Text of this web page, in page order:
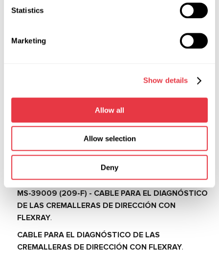
Statistics
Marketing
Show details
Allow all
Allow selection
Deny
C-CLASS T- Model (S205) 2016-2018
Coupé (С205) 2016-2021
S-CLASS (W222, V222, X222) 2015-2017 S-CLASS
(907, 910) 2018-2021
MS-39009 (209-F) - CABLE PARA EL DIAGNÓSTICO
DE LAS CREMALLERAS DE DIRECCIÓN CON
FLEXRAY.
CABLE PARA EL DIAGNÓSTICO DE LAS
CREMALLERAS DE DIRECCIÓN CON FLEXRAY.